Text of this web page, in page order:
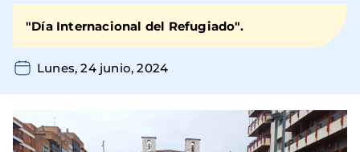
"Día Internacional del Refugiado".
Lunes, 24 junio, 2024